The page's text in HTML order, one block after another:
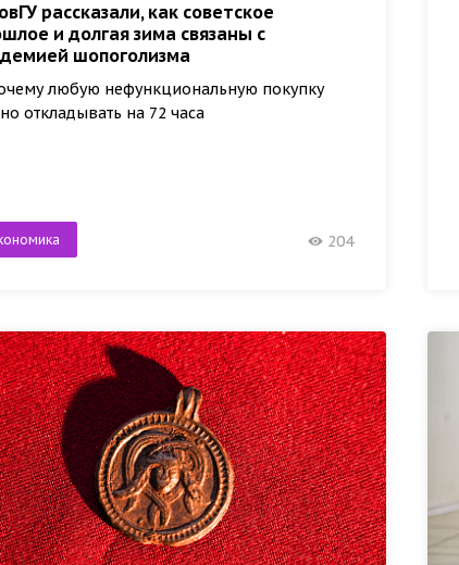
рассказали, как советское
и долгая зима связаны с
шопоголизма
любую нефункциональную покупку
откладывать на 72 часа
204